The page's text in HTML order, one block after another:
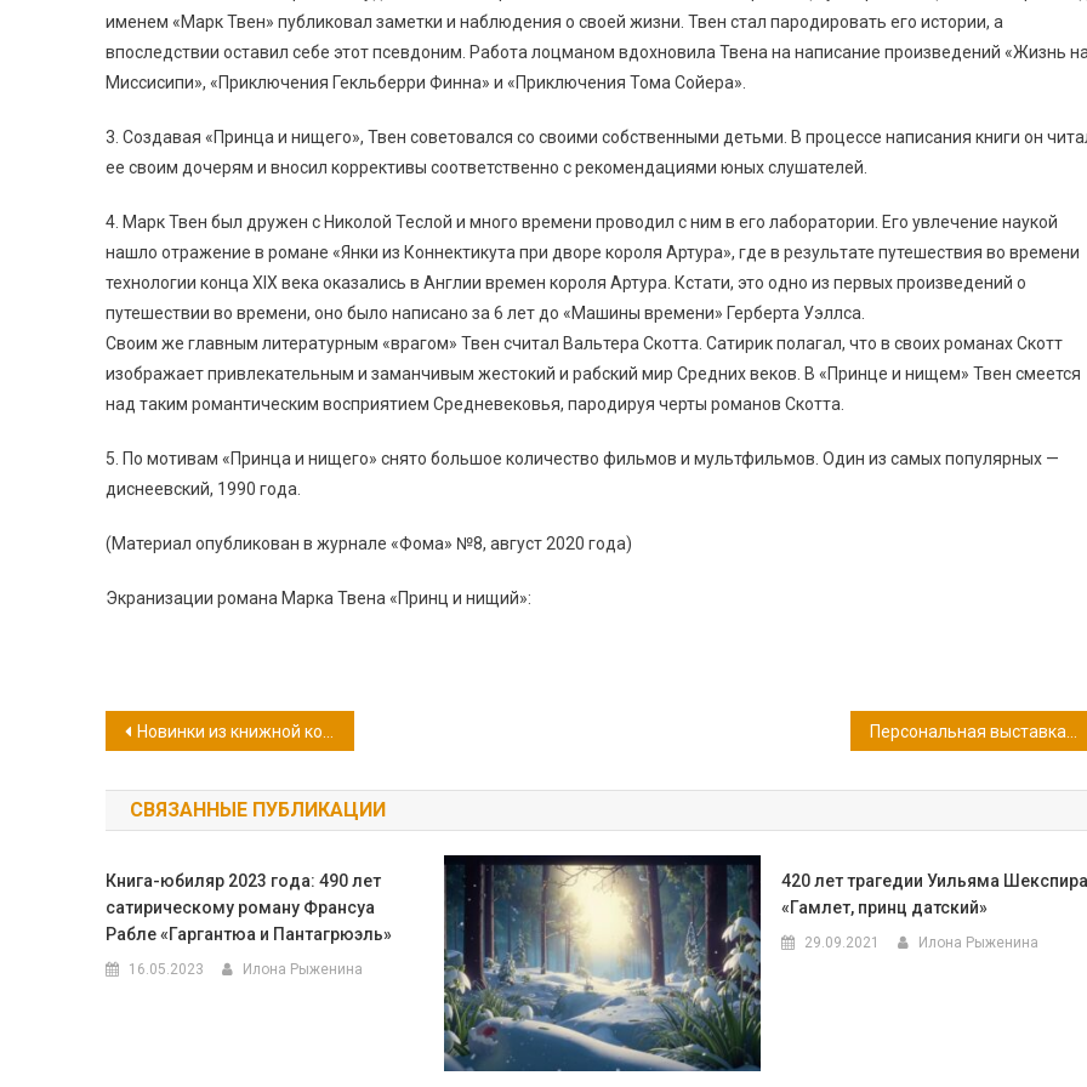
именем «Марк Твен» публиковал заметки и наблюдения о своей жизни. Твен стал пародировать его истории, а
впоследствии оставил себе этот псевдоним. Работа лоцманом вдохновила Твена на написание произведений «Жизнь
Миссисипи», «Приключения Гекльберри Финна» и «Приключения Тома Сойера».
3. Создавая «Принца и нищего», Твен советовался со своими собственными детьми. В процессе написания книги он
ее своим дочерям и вносил коррективы соответственно с рекомендациями юных слушателей.
4. Марк Твен был дружен с Николой Теслой и много времени проводил с ним в его лаборатории. Его увлечение наукой
нашло отражение в романе «Янки из Коннектикута при дворе короля Артура», где в результате путешествия во времени
технологии конца XIX века оказались в Англии времен короля Артура. Кстати, это одно из первых произведений о
путешествии во времени, оно было написано за 6 лет до «Машины времени» Герберта Уэллса.
Своим же главным литературным «врагом» Твен считал Вальтера Скотта. Сатирик полагал, что в своих романах Скотт
изображает привлекательным и заманчивым жестокий и рабский мир Средних веков. В «Принце и нищем» Твен смеется
над таким романтическим восприятием Средневековья, пародируя черты романов Скотта.
5. По мотивам «Принца и нищего» снято большое количество фильмов и мультфильмов. Один из самых популярных —
диснеевский, 1990 года.
(Материал опубликован в журнале «Фома» №8, август 2020 года)
Экранизации романа Марка Твена «Принц и нищий»:
Навигация
по
записям
Новинки из книжной корзинки
СВЯЗАННЫЕ ПУБЛИКАЦИИ
Книга-юбиляр 2023 года: 490 лет
сатирическому роману Франсуа
Рабле «Гаргантюа и Пантагрюэль»
16.05.2023 Илона Рыженина
420 лет трагедии Уильяма
«Гамлет, принц датский»
29.09.2021 Илона Рыженина